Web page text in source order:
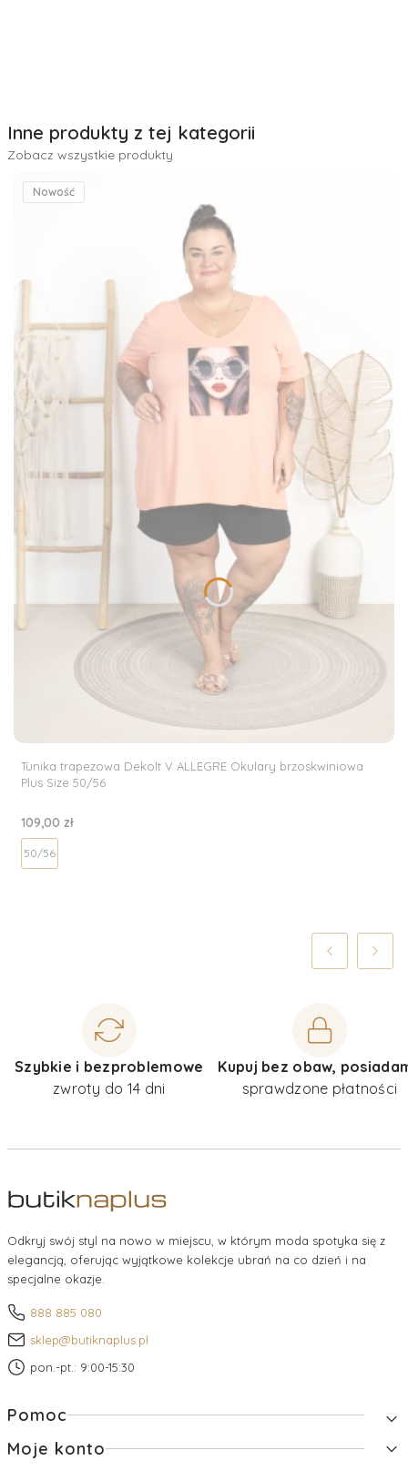
Inne produkty z tej kategorii
Zobacz wszystkie produkty
Nowość
Tunika trapezowa Dekolt V ALLEGRE Okulary brzoskwiniowa
Plus Size 50/56
Cena
109,00 zł
50/56
Szybkie i bezproblemowe
zwroty do 14 dni
Kupuj bez obaw,
sprawdzone płatności
Odkryj swój styl na nowo w miejscu, w którym moda spotyka się z
elegancją, oferując wyjątkowe kolekcje ubrań na co dzień i na
specjalne okazje.
888 885 080
sklep@butiknaplus.pl
pon.-pt.: 9:00-15:30
Linki w stopce
Pomoc
Zwroty i reklamacje
Moje konto